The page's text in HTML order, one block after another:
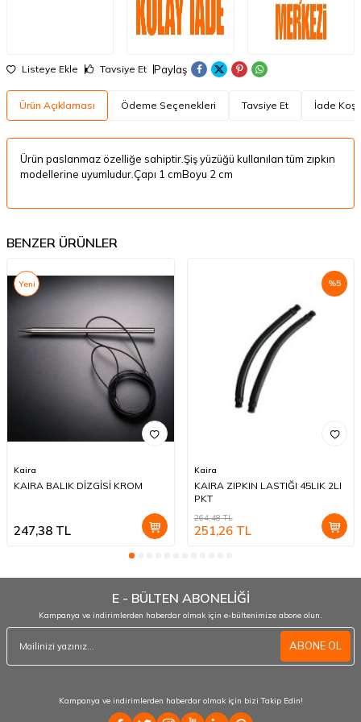
Listeye Ekle Tavsiye Et Paylaş
Ürün Açıklaması Ödeme Seçenekleri Tavsiye Et İade
Ürün paslanmaz özelliğe sahiptir.Şiş yüzüğü kullanılan tüm zıpkın
modellerine uyumludur.Çapı 1 cmBoyu 2 cm
BENZER ÜRÜNLER
Yeni
Kaira
KAIRA BALIK DİZGİSİ KROM
247,38 TL
%5
Kaira
KAIRA ZIPKIN LASTIĞI 45LIK 2LI
PKT
264,48TL
251,26TL
E - BÜLTEN ABONELİĞİ
Kampanya ve indirimlerden haberdar olmak için e-bültenimize abone olun.
ABONE OL
Kampanya ve indirimlerden haberdar olmak için bizi Takip Edin!